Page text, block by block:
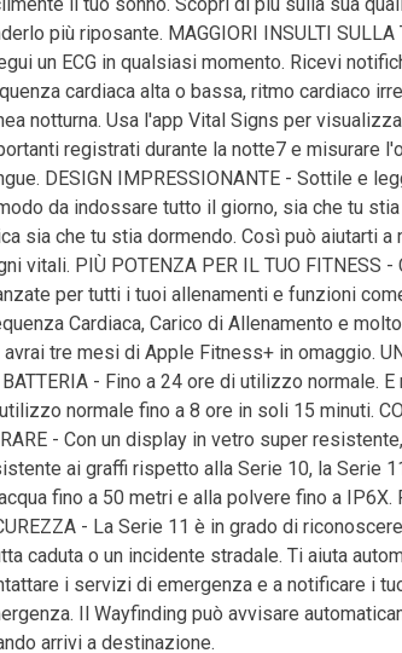
più riposante. MAGGIORI INSULTI SULLA
un ECG in qualsiasi momento. Ricevi
cardiaca alta o bassa, ritmo cardiaco
notturna. Usa l'app Vital Signs per
registrati durante la notte7 e misurare
DESIGN IMPRESSIONANTE - Sottile e
da indossare tutto il giorno, sia che tu
sia che tu stia dormendo. Così può aiutarti a
vitali. PIÙ POTENZA PER IL TUO FITNESS -
per tutti i tuoi allenamenti e funzioni
Cardiaca, Carico di Allenamento e
avrai tre mesi di Apple Fitness+ in omaggio.
- Fino a 24 ore di utilizzo normale.
normale fino a 8 ore in soli 15 minuti.
- Con un display in vetro super
ai graffi rispetto alla Serie 10, la Serie
fino a 50 metri e alla polvere fino a IP6X.
- La Serie 11 è in grado di
caduta o un incidente stradale. Ti aiuta
i servizi di emergenza e a notificare i
Il Wayfinding può avvisare
arrivi a destinazione.